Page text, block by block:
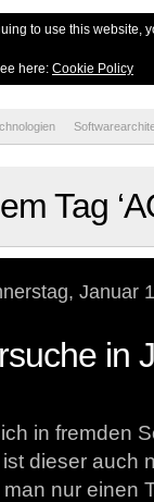
Tag
Januar
in
in fremden
dieser auch
nur einen
to use this website,
here: Cookie Policy